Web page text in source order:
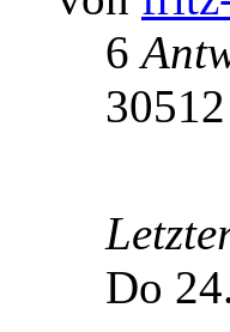
6
30512
Do